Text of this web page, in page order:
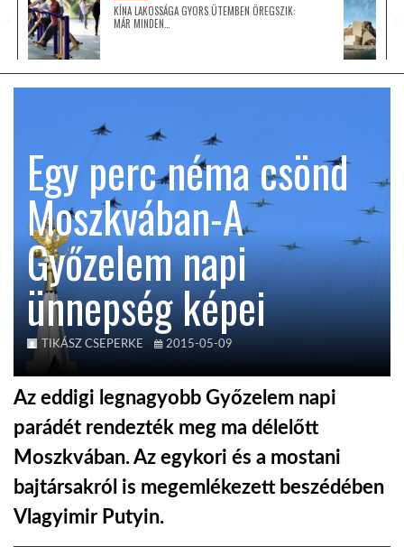
ÁZSIA
LATIN-AMERIKA
KÖZEL-KELET
AUSZTRÁLIA
A VILÁG ITTHON
MÉDIA
HÍR3D
KÍNA LAKOSSÁGA GYORS ÜTEMBEN ÖREGSZIK:
MÁR MINDEN…
Egy perc néma csönd
Moszkvában-A
Győzelem napi
ünnepség képei
TIKÁSZ CSEPERKE 2015-05-09
Az eddigi legnagyobb Győzelem napi
parádét rendezték meg ma délelőtt
Moszkvában. Az egykori és a mostani
bajtársakról is megemlékezett beszédében
Vlagyimir Putyin.